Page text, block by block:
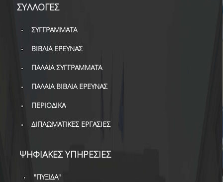
ΣΥΛΛΟΓΕΣ
ΣΥΓΓΡΑΜΜΑΤΑ
ΒΙΒΛΙΑ ΕΡΕΥΝΑΣ
ΠΑΛΑΙΑ ΣΥΓΓΡΑΜΜΑΤΑ
ΠΑΛΑΙΑ ΒΙΒΛΙΑ ΕΡΕΥΝΑΣ
ΠΕΡΙΟΔΙΚΑ
ΔΙΠΛΩΜΑΤΙΚΕΣ ΕΡΓΑΣΙΕΣ
ΨΗΦΙΑΚΕΣ ΥΠΗΡΕΣΙΕΣ
"ΠΥΞΙΔΑ"